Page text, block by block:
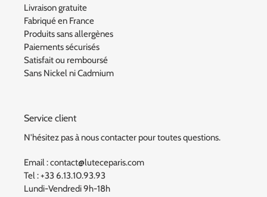
Livraison gratuite
Fabriqué en France
Produits sans allergènes
Paiements sécurisés
Satisfait ou remboursé
Sans Nickel ni Cadmium
Service client
N'hésitez pas à nous contacter pour toutes questions.
Email : contact@luteceparis.com
Tel : +33 6.13.10.93.93
Lundi-Vendredi 9h-18h